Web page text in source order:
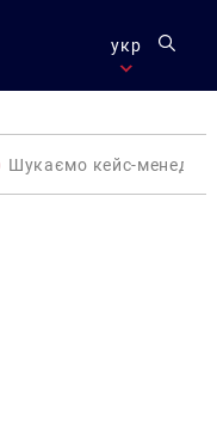
укр
Шукаємо кейс-